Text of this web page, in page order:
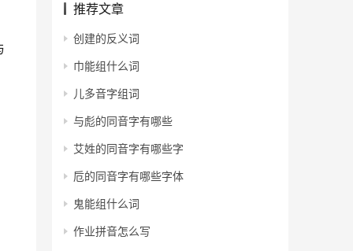
推荐文章
创建的反义词
巾能组什么词
儿多音字组词
与彪的同音字有哪些
艾姓的同音字有哪些字
卮的同音字有哪些字体
鬼能组什么词
作业拼音怎么写